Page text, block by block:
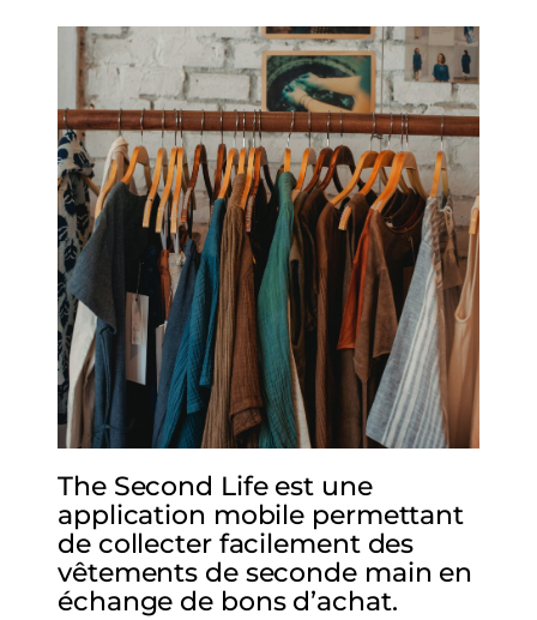
The Second Life est une
application mobile permettant
de collecter facilement des
vêtements de seconde main en
échange de bons d’achat.